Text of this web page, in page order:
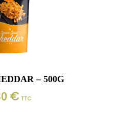
– 500G
€ TTC